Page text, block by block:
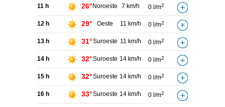
11 h 26° Noroeste 7 km/h 0 l/m2
12 h 29° Oeste 11 km/h 0 l/m2
13 h 31°Suroeste 11 km/h 0 l/m2
14 h 32°Suroeste 14 km/h 0 l/m2
15 h 32°Suroeste 14 km/h 0 l/m2
16 h 33°Suroeste 14 km/h 0 l/m2